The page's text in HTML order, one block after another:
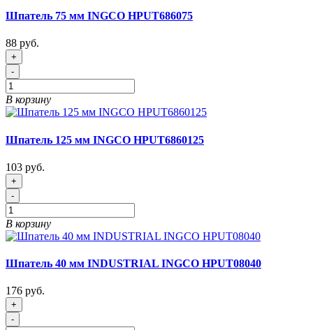
Шпатель 75 мм INGCO HPUT686075
88 руб.
+
-
В корзину
Шпатель 125 мм INGCO HPUT6860125
103 руб.
+
-
В корзину
Шпатель 40 мм INDUSTRIAL INGCO HPUT08040
176 руб.
+
-